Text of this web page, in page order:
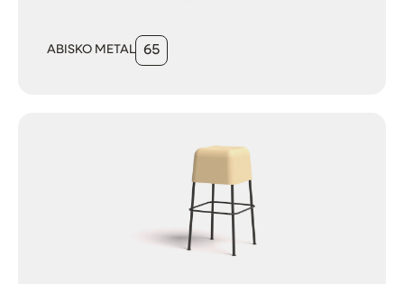
ABISKO METAL 65